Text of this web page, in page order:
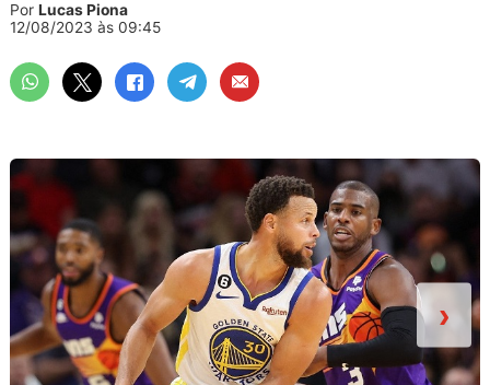
Por Lucas Piona
12/08/2023 às 09:45
›